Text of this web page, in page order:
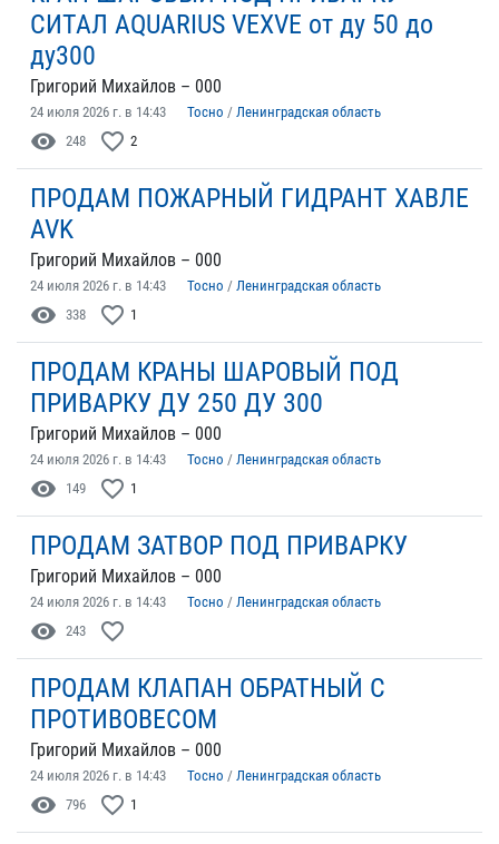
СИТАЛ AQUARIUS VEXVE от ду 50 до
ду300
Григорий Михайлов – 000
24 июля 2026 г. в 14:43 Тосно / Ленинградская область
visibility 248 favorite_border 2
ПРОДАМ ПОЖАРНЫЙ ГИДРАНТ ХАВЛЕ
AVK
Григорий Михайлов – 000
24 июля 2026 г. в 14:43 Тосно / Ленинградская область
visibility 338 favorite_border 1
ПРОДАМ КРАНЫ ШАРОВЫЙ ПОД
ПРИВАРКУ ДУ 250 ДУ 300
Григорий Михайлов – 000
24 июля 2026 г. в 14:43 Тосно / Ленинградская область
visibility 149 favorite_border 1
ПРОДАМ ЗАТВОР ПОД ПРИВАРКУ
Григорий Михайлов – 000
24 июля 2026 г. в 14:43 Тосно / Ленинградская область
visibility 243 favorite_border
ПРОДАМ КЛАПАН ОБРАТНЫЙ С
ПРОТИВОВЕСОМ
Григорий Михайлов – 000
24 июля 2026 г. в 14:43 Тосно / Ленинградская область
visibility 796 favorite_border 1